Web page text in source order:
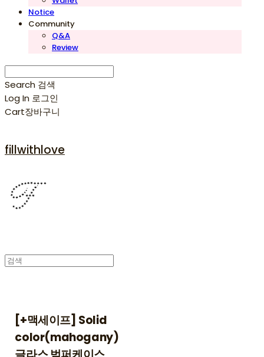
Notice
Community
Q&A
Review
Search 검색
Log In 로그인
Cart장바구니
fillwithlove
[+맥세이프] Solid
color(mahogany)